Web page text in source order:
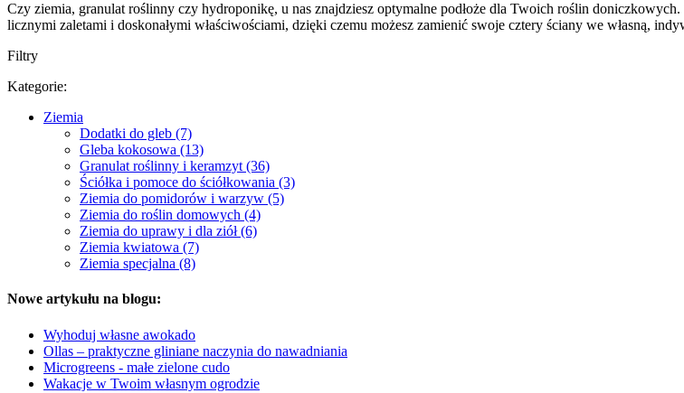
Czy ziemia, granulat roślinny czy hydroponikę, u nas znajdziesz optymalne podłoże dla Twoich roślin
licznymi zaletami i doskonałymi właściwościami, dzięki czemu możesz zamienić swoje cztery ściany we własną,
Filtry
Kategorie:
Ziemia
Dodatki do gleb (7)
Gleba kokosowa (13)
Granulat roślinny i keramzyt (36)
Ściółka i pomoce do ściółkowania (3)
Ziemia do pomidorów i warzyw (5)
Ziemia do roślin domowych (4)
Ziemia do uprawy i dla ziół (6)
Ziemia kwiatowa (7)
Ziemia specjalna (8)
Nowe artykułu na blogu:
Wyhoduj własne awokado
Ollas – praktyczne gliniane naczynia do nawadniania
Microgreens - małe zielone cudo
Wakacje w Twoim własnym ogrodzie